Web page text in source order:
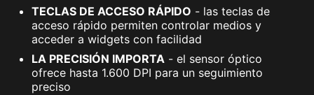
TECLAS DE ACCESO RÁPIDO - las teclas de
acceso rápido permiten controlar medios y
acceder a widgets con facilidad
LA PRECISIÓN IMPORTA - el sensor óptico
ofrece hasta 1.600 DPI para un seguimiento
preciso